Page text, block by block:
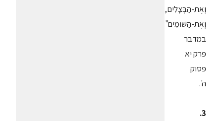
וְאֶת-הַבְּצָלִים,
וְאֶת-הַשּׁוּמִים",
במדבר
פרק יא
פסוק
ה'.
3.